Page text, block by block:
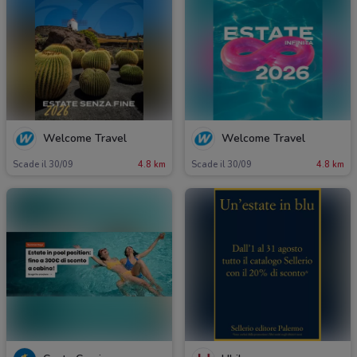
Welcome Travel
Scade il 30/09 4.8 km
Welcome Travel
Scade il 30/09 4.8 km